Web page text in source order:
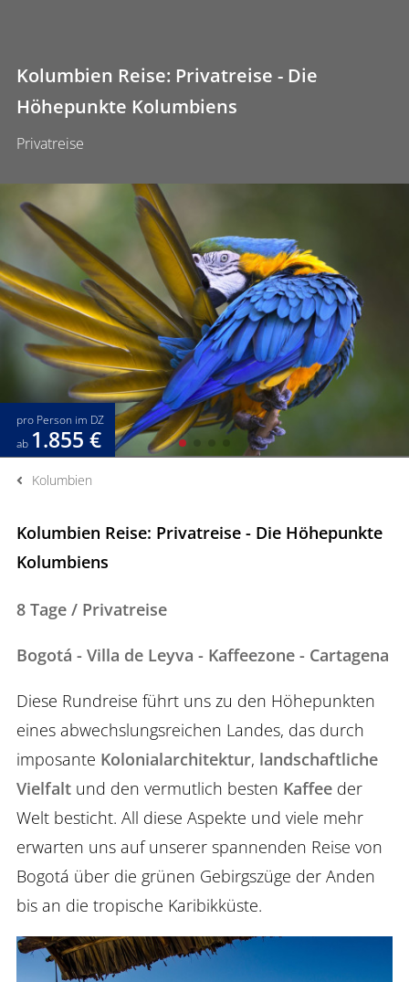
Kolumbien Reise: Privatreise - Die
Höhepunkte Kolumbiens
Privatreise
pro Person im DZ
ab 1.855 €
Kolumbien
Kolumbien Reise: Privatreise - Die Höhepunkte
Kolumbiens
8 Tage / Privatreise
Bogotá - Villa de Leyva - Kaffeezone - Cartagena
Diese Rundreise führt uns zu den Höhepunkten
eines abwechslungsreichen Landes, das durch
imposante Kolonialarchitektur, landschaftliche
Vielfaltund den vermutlich besten Kaffeeder
Welt besticht. All diese Aspekte und viele mehr
erwarten uns auf unserer spannenden Reise von
Bogotá über die grünen Gebirgszüge der Anden
bis an die tropische Karibikküste.